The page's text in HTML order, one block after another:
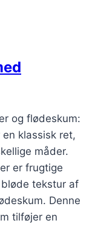
og flødeskum:
klassisk ret,
måder.
er frugtige
tekstur af
Denne
tilføjer en